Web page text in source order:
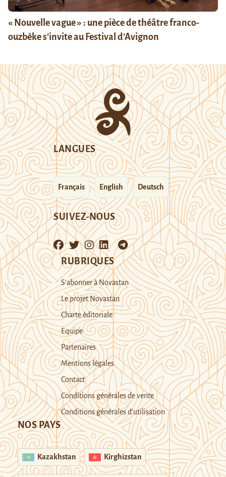
« Nouvelle vague » : une pièce de théâtre franco-
ouzbèke s’invite au Festival d’Avignon
LANGUES
Français English Deutsch
SUIVEZ-NOUS
RUBRIQUES
S’abonner à Novastan
Le projet Novastan
Charte éditoriale
Equipe
Partenaires
Mentions légales
Contact
Conditions générales de vente
Conditions générales d’utilisation
NOS PAYS
Kazakhstan Kirghizstan